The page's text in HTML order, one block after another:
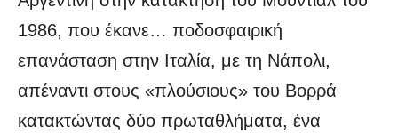
1986, που έκανε… ποδοσφαιρική
επανάσταση στην Ιταλία, με τη Νάπολι,
απέναντι στους «πλούσιους» του Βορρά
κατακτώντας δύο πρωταθλήματα, ένα